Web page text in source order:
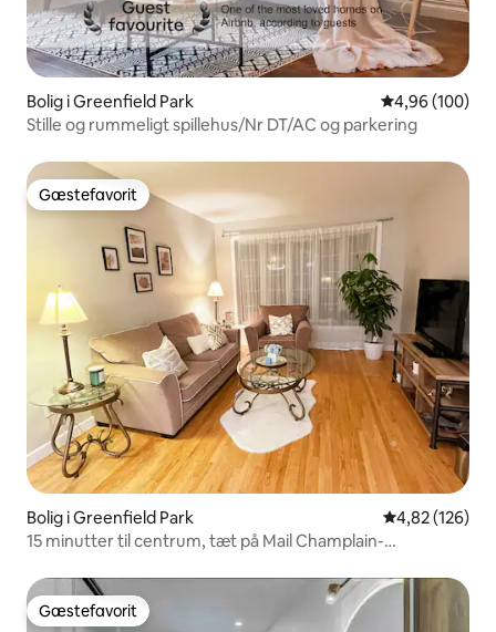
Bolig i Greenfield Park 4,96 ud af 5 i
4,96 (100)
Stille og rummeligt spillehus/Nr DT/AC og parkering
Gæstefavorit
Gæstefavorit
Bolig i Greenfield Park 4,82 ud af 5 i
4,82 (126)
15 minutter til centrum, tæt på Mail Champlain-
Gæstefavorit
Gæstefavorit